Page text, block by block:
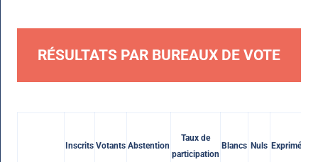
RÉSULTATS PAR BUREAUX DE VOTE
Inscrits Votants Abstention
Taux de
participation
Blancs Nuls Exprimés